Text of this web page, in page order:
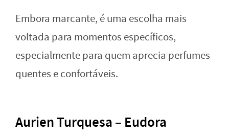
Embora marcante, é uma escolha mais
voltada para momentos específicos,
especialmente para quem aprecia perfumes
quentes e confortáveis.
Aurien Turquesa – Eudora